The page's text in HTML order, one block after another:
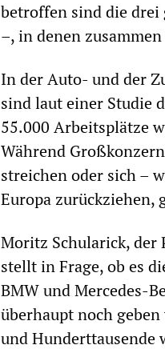
betroffen sind die drei
–, in denen
In der Auto- und der
sind laut einer Studie
55.000 Arbeitsplätze
Während
streichen oder sich –
Europa zurückziehen,
Moritz Schularick,
stellt in Frage, ob es
BMW und Mercedes-
überhaupt noch
und Hunderttausende